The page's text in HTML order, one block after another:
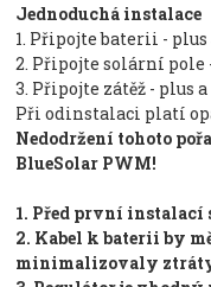
Jednoduchá instalace
1. Připojte baterii -
2. Připojte solární pole
3. Připojte zátěž - plus
Při odinstalaci platí
Nedodržení tohoto
BlueSolar PWM!
1. Před první instalací
2. Kabel k baterii by
minimalizovaly